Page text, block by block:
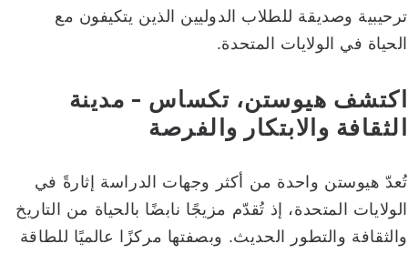
ترحيبية وصديقة للطلاب الدوليين الذين يتكيفون مع
الحياة في الولايات المتحدة.
اكتشف هيوستن، تكساس - مدينة
الثقافة والابتكار والفرصة
تُعدّ هيوستن واحدة من أكثر وجهات الدراسة إثارةً في
الولايات المتحدة، إذ تُقدّم مزيجًا نابضًا بالحياة من التاريخ
والثقافة والتطور الحديث. وبصفتها مركزًا عالميًا للطاقة